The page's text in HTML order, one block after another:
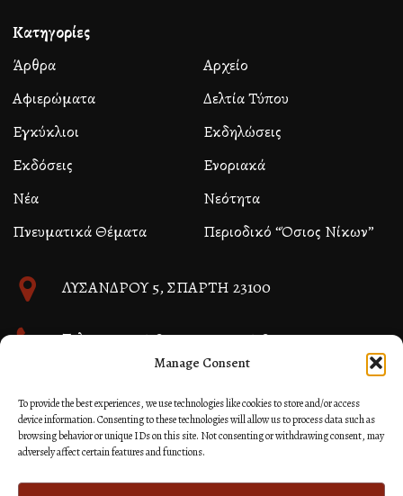
Manage Consent
To provide the best experiences, we use technologies like cookies to store and/or access
device information. Consenting to these technologies will allow us to process data such as
browsing behavior or unique IDs on this site. Not consenting or withdrawing consent, may
adversely affect certain features and functions.
Κατηγορίες
Άρθρα
Αρχείο
Αφιερώματα
Δελτία Τύπου
Εγκύκλιοι
Εκδηλώσεις
Εκδόσεις
Ενοριακά
Νέα
Νεότητα
Πνευματικά Θέματα
Περιοδικό “Όσιος Νίκων”
ΛΥΣΑΝΔΡΟΥ 5, ΣΠΑΡΤΗ 23100
Τηλ. 27310 26580 και 27310 26581